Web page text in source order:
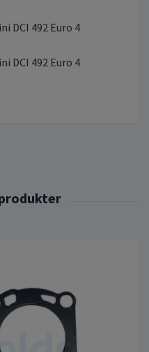
DCI 492 Euro 4
DCI 492 Euro 4